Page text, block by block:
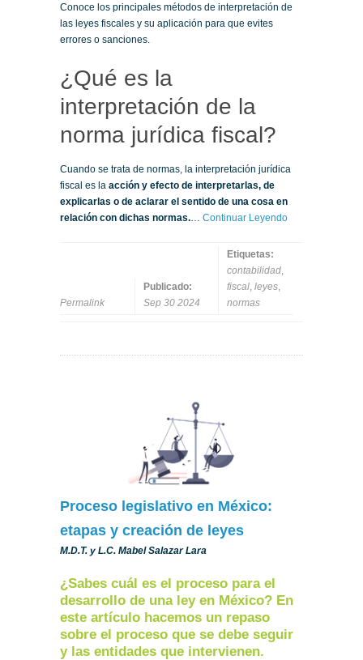
Conoce los principales métodos de interpretación de
las leyes fiscales y su aplicación para que evites
errores o sanciones.
¿Qué es la
interpretación de la
norma jurídica fiscal?
Cuando se trata de normas, la interpretación jurídica
fiscal es la acción y efecto de interpretarlas, de
explicarlas o de aclarar el sentido de una cosa en
relación con dichas normas.… Continuar Leyendo
Permalink
Publicado:
Sep 30 2024
Etiquetas:
contabilidad,
fiscal, leyes,
normas
Proceso legislativo en México:
etapas y creación de leyes
M.D.T. y L.C. Mabel Salazar Lara
¿Sabes cuál es el proceso para el
desarrollo de una ley en México? En
este artículo hacemos un repaso
sobre el proceso que se debe seguir
y las entidades que intervienen.